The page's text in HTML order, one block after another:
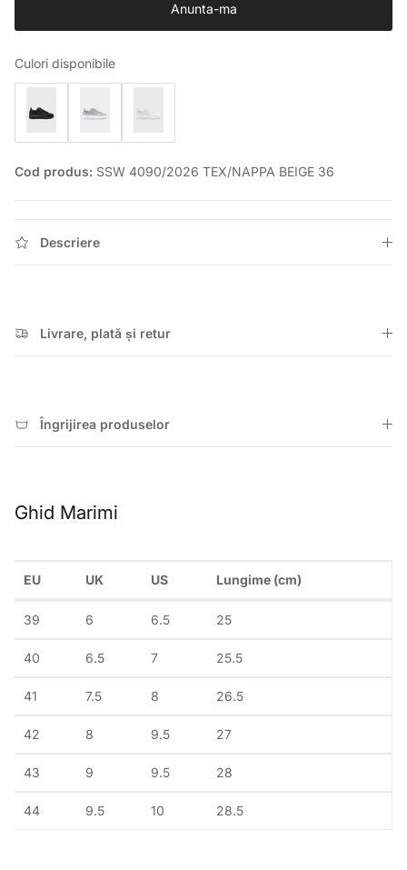
Anunta-ma
Culori disponibile
Cod produs: SSW 4090/2026 TEX/NAPPA BEIGE 36
Descriere
Livrare, plată și retur
Îngrijirea produselor
Ghid Marimi
EU UK US Lungime (cm)
39 6 6.5 25
40 6.5 7 25.5
41 7.5 8 26.5
42 8 9.5 27
43 9 9.5 28
44 9.5 10 28.5